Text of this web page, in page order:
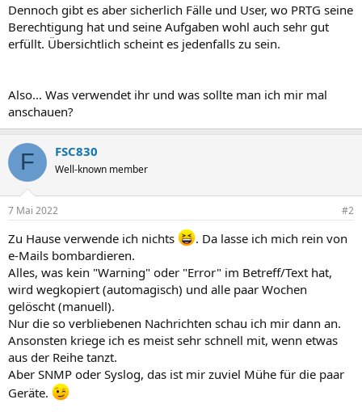
Dennoch gibt es aber sicherlich Fälle und User, wo PRTG seine
Berechtigung hat und seine Aufgaben wohl auch sehr gut
erfüllt. Übersichtlich scheint es jedenfalls zu sein.
Also... Was verwendet ihr und was sollte man ich mir mal
anschauen?
F FSC830
Well-known member
7 Mai 2022 #2
Zu Hause verwende ich nichts
. Da lasse ich mich rein von
e-Mails bombardieren.
Alles, was kein "Warning" oder "Error" im Betreff/Text hat,
wird wegkopiert (automagisch) und alle paar Wochen
gelöscht (manuell).
Nur die so verbliebenen Nachrichten schau ich mir dann an.
Ansonsten kriege ich es meist sehr schnell mit, wenn etwas
aus der Reihe tanzt.
Aber SNMP oder Syslog, das ist mir zuviel Mühe für die paar
Geräte.